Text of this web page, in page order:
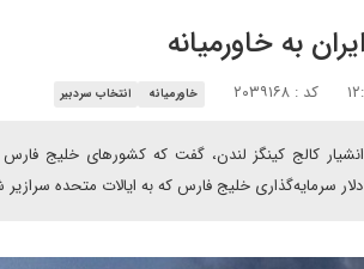
به خاورمیانه
کد : ۲۰۳۹۱۶۸ خاورمیانه انتخاب سردبیر
کالج کینگز لندن، گفت که کشورهای خلیج فارس
سرمایه‌گذاری خلیج فارس که به ایالات متحده